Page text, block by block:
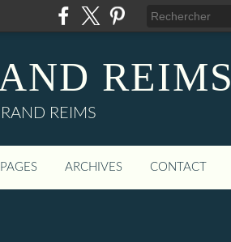
REIMS
REIMS
PAGES ARCHIVES CONTACT